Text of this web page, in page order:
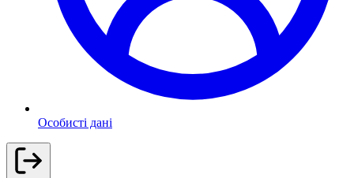
Особисті дані